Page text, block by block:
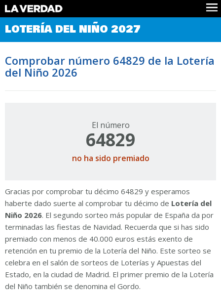
Comprobar Loteria del Niño
Premios
Noticias
Datos
Historia
LOTERÍA DEL NIÑO 2027
Comprobar número 64829 de la Lotería
del Niño 2026
El número
64829
no ha sido premiado
Gracias por comprobar tu décimo 64829 y esperamos
haberte dado suerte al comprobar tu décimo de Lotería del
Niño 2026. El segundo sorteo más popular de España da por
terminadas las fiestas de Navidad. Recuerda que si has sido
premiado con menos de 40.000 euros estás exento de
retención en tu premio de la Lotería del Niño. Este sorteo se
celebra en el salón de sorteos de Loterías y Apuestas del
Estado, en la ciudad de Madrid. El primer premio de la Lotería
del Niño también se denomina el Gordo.